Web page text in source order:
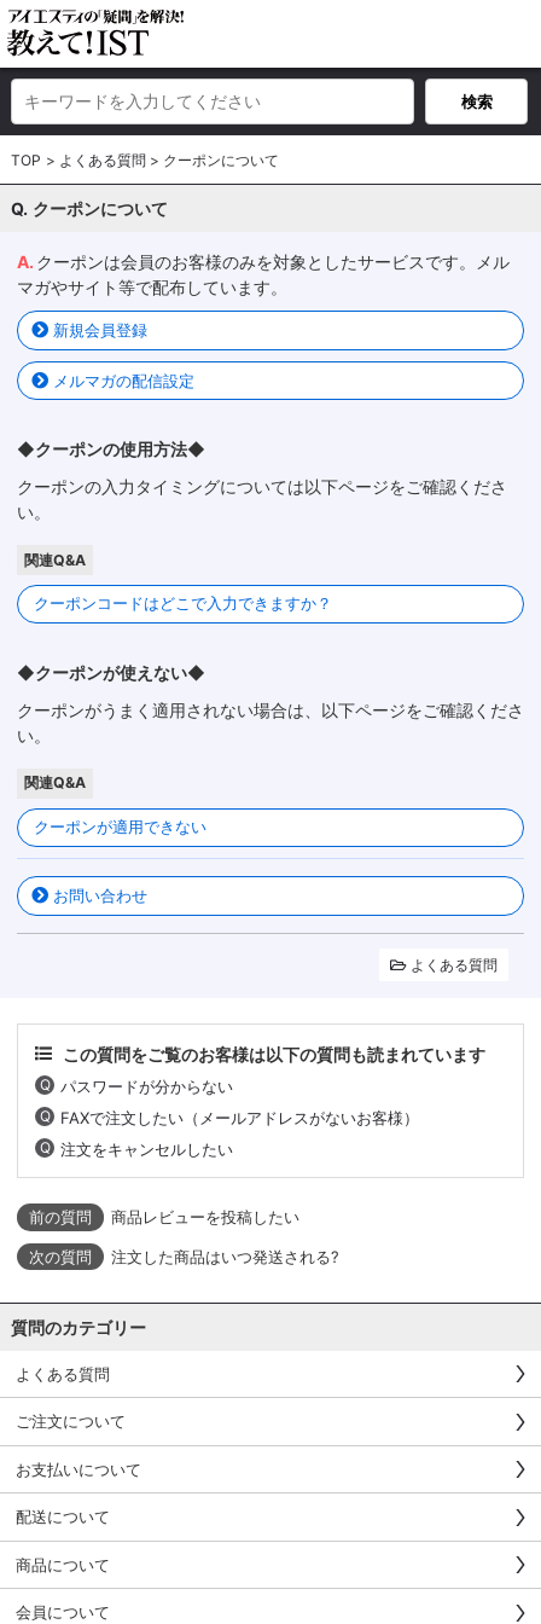
TOP よくある質問 クーポンについて
クーポンについて
クーポンは会員のお客様のみを対象としたサービスです。メル
マガやサイト等で配布しています。
新規会員登録
メルマガの配信設定
◆クーポンの使用方法◆
クーポンの入力タイミングについては以下ページをご確認くださ
い。
関連Q&A
クーポンコードはどこで入力できますか？
◆クーポンが使えない◆
クーポンがうまく適用されない場合は、以下ページをご確認くださ
い。
関連Q&A
クーポンが適用できない
お問い合わせ
よくある質問
この質問をご覧のお客様は以下の質問も読まれています
パスワードが分からない
FAXで注文したい（メールアドレスがないお客様）
注文をキャンセルしたい
商品レビューを投稿したい
注文した商品はいつ発送される?
質問のカテゴリー
よくある質問
ご注文について
お支払いについて
配送について
商品について
会員について